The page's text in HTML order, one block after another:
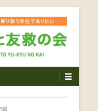
会｜地域
う存在で
震発生直後から被災者の
いるボランティア団体で